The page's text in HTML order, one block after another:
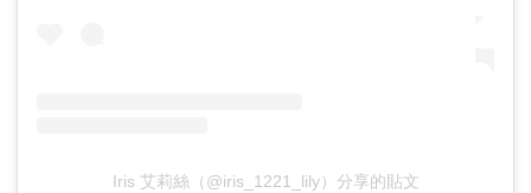
Iris 艾莉絲（@iris_1221_lily）分享的貼文